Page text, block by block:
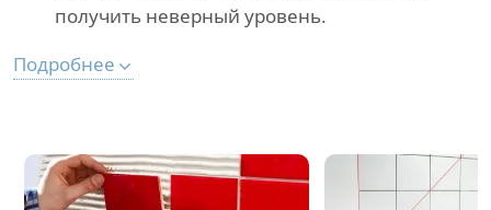
получить неверный уровень.
Подробнее